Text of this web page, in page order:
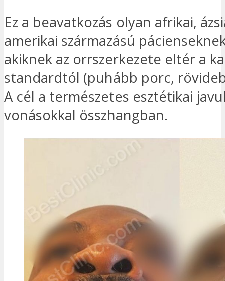
Ez a beavatkozás olyan afrikai,
amerikai származású
akiknek az orrszerkezete eltér a
standardtól (puhább porc,
A cél a természetes esztétikai
vonásokkal összhangban.